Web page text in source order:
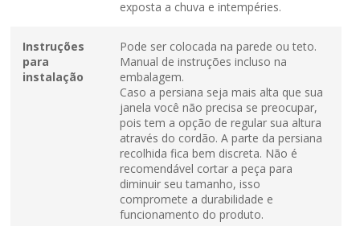
exposta a chuva e intempéries.
Instruções
para
instalação
Pode ser colocada na parede ou teto.
Manual de instruções incluso na
embalagem.
Caso a persiana seja mais alta que sua
janela você não precisa se preocupar,
pois tem a opção de regular sua altura
através do cordão. A parte da persiana
recolhida fica bem discreta. Não é
recomendável cortar a peça para
diminuir seu tamanho, isso
compromete a durabilidade e
funcionamento do produto.